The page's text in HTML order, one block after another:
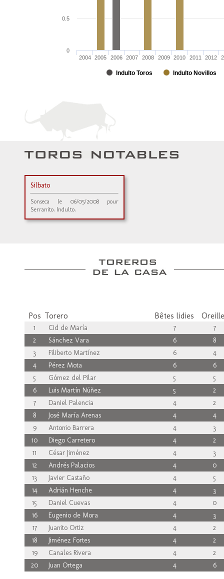
Indulto Toros Indulto Novillos
2004 2005 2006 2007 2008 2009 2010 2011 2012
0
0.5
Silbato
Sonseca le 06/05/2008 pour
Serranito. Indulto.
Pos Torero Bêtes lidies
1 Cid de María 7
7
2
Sánchez Vara 6
8
3
Filiberto Martínez 6
4
4
Pérez Mota 6
6
5
Gómez del Pilar 5
5
6
Luis Martín Núñez 5
2
7
Daniel Palencia 4
2
8
José María Arenas 4
4
9
Antonio Barrera 4
3
10
Diego Carretero 4
2
11
César Jiménez 4
3
12
Andrés Palacios 4
0
13
Javier Castaño 4
5
14
Adrián Henche 4
3
15
Daniel Cuevas 4
0
16
Eugenio de Mora 4
3
17
Juanito Ortiz 4
2
18
Jiménez Fortes 4
2
19
Canales Rivera 4
2
20
Juan Ortega 4 6